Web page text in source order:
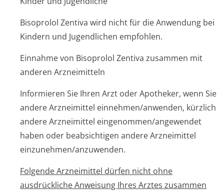
Bisoprolol Zentiva wird nicht für die Anwendung bei
Kindern und Jugendlichen empfohlen.
Einnahme von Bisoprolol Zentiva zusammen mit
anderen Arzneimitteln
Informieren Sie Ihren Arzt oder Apotheker, wenn Sie
andere Arzneimittel einnehmen/anwenden, kürzlich
andere Arzneimittel eingenommen/an­gewendet
haben oder beabsichtigen andere Arzneimittel
einzunehmen/an­zuwenden.
Folgende Arzneimittel dürfen nicht ohne
ausdrückliche Anweisung Ihres Arztes zusammen